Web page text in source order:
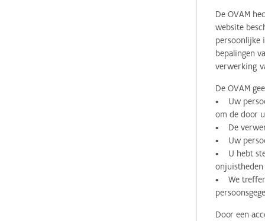
De OVAM
website
persoonlijke
bepalingen
verwerking
De OVAM
• Uw
om de door
• De
• Uw
• U hebt
onjuistheden
• We treffen
Door een